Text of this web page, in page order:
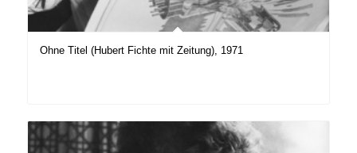
Ohne Titel (Hubert Fichte mit Zeitung), 1971